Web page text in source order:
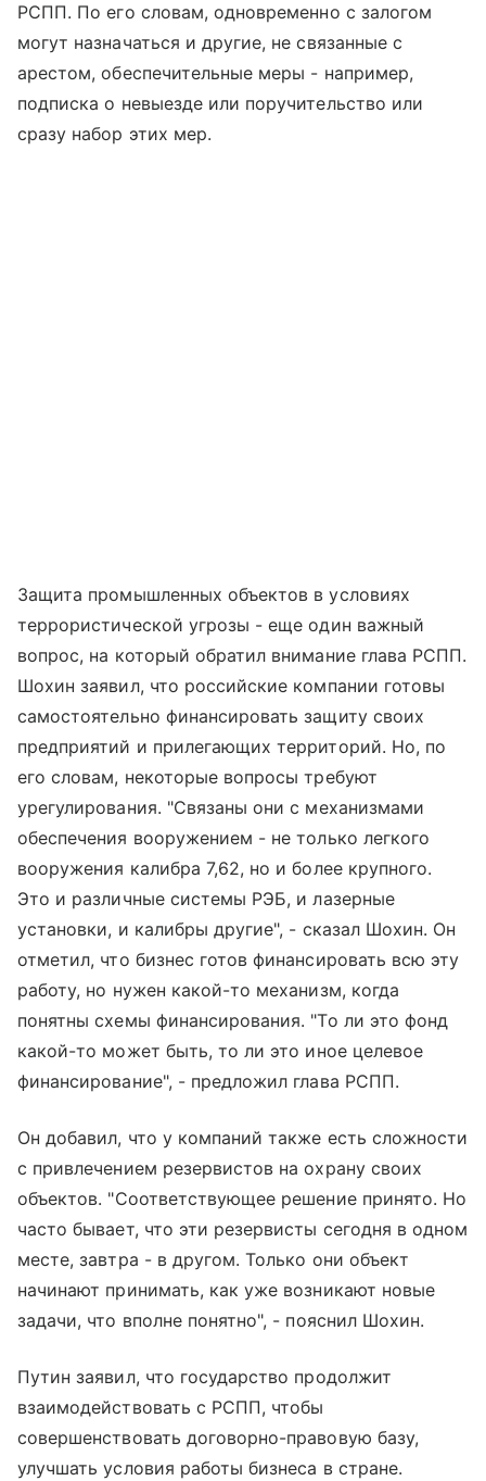
РСПП. По его словам, одновременно с залогом
могут назначаться и другие, не связанные с
арестом, обеспечительные меры - например,
подписка о невыезде или поручительство или
сразу набор этих мер.
Защита промышленных объектов в условиях
террористической угрозы - еще один важный
вопрос, на который обратил внимание глава РСПП.
Шохин заявил, что российские компании готовы
самостоятельно финансировать защиту своих
предприятий и прилегающих территорий. Но, по
его словам, некоторые вопросы требуют
урегулирования. "Связаны они с механизмами
обеспечения вооружением - не только легкого
вооружения калибра 7,62, но и более крупного.
Это и различные системы РЭБ, и лазерные
установки, и калибры другие", - сказал Шохин. Он
отметил, что бизнес готов финансировать всю эту
работу, но нужен какой-то механизм, когда
понятны схемы финансирования. "То ли это фонд
какой-то может быть, то ли это иное целевое
финансирование", - предложил глава РСПП.
Он добавил, что у компаний также есть сложности
с привлечением резервистов на охрану своих
объектов. "Соответствующее решение принято. Но
часто бывает, что эти резервисты сегодня в одном
месте, завтра - в другом. Только они объект
начинают принимать, как уже возникают новые
задачи, что вполне понятно", - пояснил Шохин.
Путин заявил, что государство продолжит
взаимодействовать с РСПП, чтобы
совершенствовать договорно-правовую базу,
улучшать условия работы бизнеса в стране.